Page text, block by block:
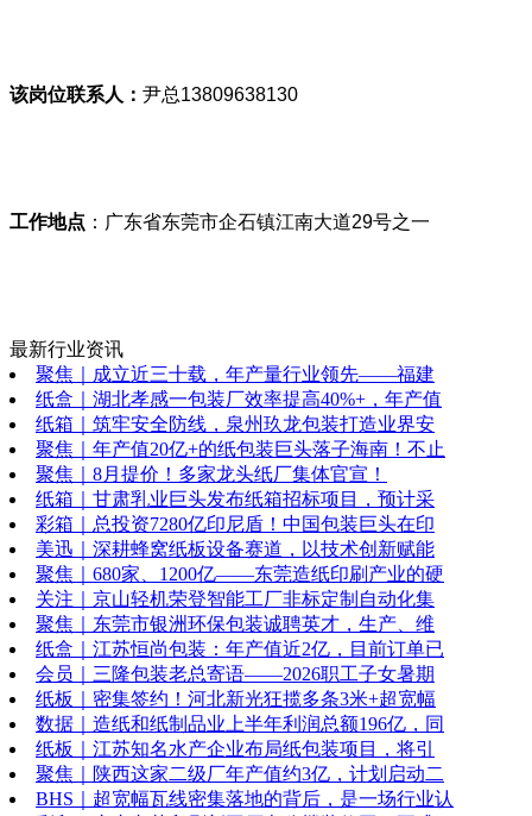
该岗位联系人： 尹总13809638130
工作地点 ：广东省东莞市企石镇江南大道29号之一
最新行业资讯
聚焦｜成立近三十载，年产量行业领先——福建
纸盒｜湖北孝感一包装厂效率提高40%+，年产值
纸箱｜筑牢安全防线，泉州玖龙包装打造业界安
聚焦｜年产值20亿+的纸包装巨头落子海南！不止
聚焦｜8月提价！多家龙头纸厂集体官宣！
纸箱｜甘肃乳业巨头发布纸箱招标项目，预计采
彩箱｜总投资7280亿印尼盾！中国包装巨头在印
美迅｜深耕蜂窝纸板设备赛道，以技术创新赋能
聚焦｜680家、1200亿——东莞造纸印刷产业的硬
关注｜京山轻机荣登智能工厂非标定制自动化集
聚焦｜东莞市银洲环保包装诚聘英才，生产、维
纸盒｜江苏恒尚包装：年产值近2亿，目前订单已
会员｜三隆包装老总寄语——2026职工子女暑期
纸板｜密集签约！河北新光狂揽多条3米+超宽幅
数据｜造纸和纸制品业上半年利润总额196亿，同
纸板｜江苏知名水产企业布局纸包装项目，将引
聚焦｜陕西这家二级厂年产值约3亿，计划启动二
BHS｜超宽幅瓦线密集落地的背后，是一场行业认